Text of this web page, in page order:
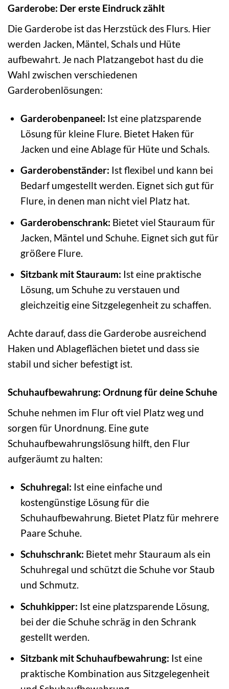
Garderobe: Der erste Eindruck zählt
Die Garderobe ist das Herzstück des Flurs. Hier
werden Jacken, Mäntel, Schals und Hüte
aufbewahrt. Je nach Platzangebot hast du die
Wahl zwischen verschiedenen
Garderobenlösungen:
Garderobenpaneel: Ist eine platzsparende
Lösung für kleine Flure. Bietet Haken für
Jacken und eine Ablage für Hüte und Schals.
Garderobenständer: Ist flexibel und kann bei
Bedarf umgestellt werden. Eignet sich gut für
Flure, in denen man nicht viel Platz hat.
Garderobenschrank: Bietet viel Stauraum für
Jacken, Mäntel und Schuhe. Eignet sich gut für
größere Flure.
Sitzbank mit Stauraum: Ist eine praktische
Lösung, um Schuhe zu verstauen und
gleichzeitig eine Sitzgelegenheit zu schaffen.
Achte darauf, dass die Garderobe ausreichend
Haken und Ablageflächen bietet und dass sie
stabil und sicher befestigt ist.
Schuhaufbewahrung: Ordnung für deine Schuhe
Schuhe nehmen im Flur oft viel Platz weg und
sorgen für Unordnung. Eine gute
Schuhaufbewahrungslösung hilft, den Flur
aufgeräumt zu halten:
Schuhregal: Ist eine einfache und
kostengünstige Lösung für die
Schuhaufbewahrung. Bietet Platz für mehrere
Paare Schuhe.
Schuhschrank: Bietet mehr Stauraum als ein
Schuhregal und schützt die Schuhe vor Staub
und Schmutz.
Schuhkipper: Ist eine platzsparende Lösung,
bei der die Schuhe schräg in den Schrank
gestellt werden.
Sitzbank mit Schuhaufbewahrung: Ist eine
praktische Kombination aus Sitzgelegenheit